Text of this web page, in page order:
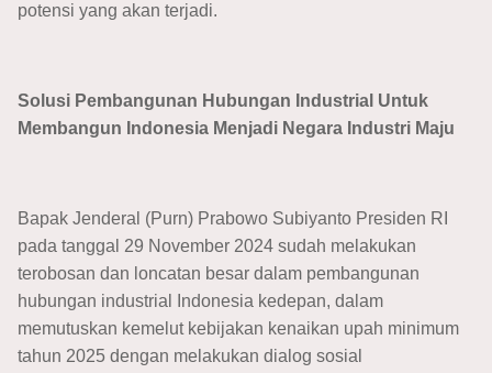
potensi yang akan terjadi.
Solusi Pembangunan Hubungan Industrial Untuk
Membangun Indonesia Menjadi Negara Industri Maju
Bapak Jenderal (Purn) Prabowo Subiyanto Presiden RI
pada tanggal 29 November 2024 sudah melakukan
terobosan dan loncatan besar dalam pembangunan
hubungan industrial Indonesia kedepan, dalam
memutuskan kemelut kebijakan kenaikan upah minimum
tahun 2025 dengan melakukan dialog sosial